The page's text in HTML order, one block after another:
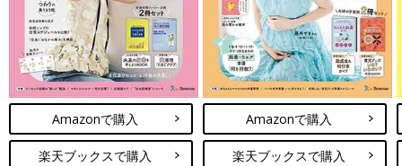
保育士もおすすめ！子どものお弁当グッ
ズ4選
通園や遠足、ピクニックなどで子どもたちが楽
しみにしているお弁当。お弁当作りは大変です
が、子どもが喜んで食べてくれたら嬉しいです
よね♪ そこで今回は、子どものお弁当作りに便
利なアイテムを紹介します。現役保育士が子ど
もが食べやすいお弁当のポイントも解説するの
で、合わせて参考にしてみてくださいね！
子どものストレスを取り除く食器選びで楽しい食事
に♪ Amazonで購入
楽天ブックスで購入
Amazonで購入
楽天ブックスで購入